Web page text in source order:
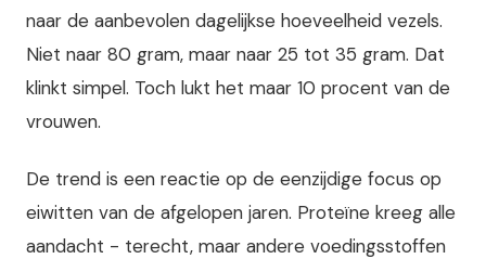
naar de aanbevolen dagelijkse hoeveelheid vezels.
Niet naar 80 gram, maar naar 25 tot 35 gram. Dat
klinkt simpel. Toch lukt het maar 10 procent van de
vrouwen.
De trend is een reactie op de eenzijdige focus op
eiwitten van de afgelopen jaren. Proteïne kreeg alle
aandacht - terecht, maar andere voedingsstoffen